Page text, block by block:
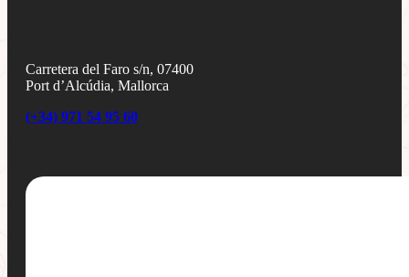
Carretera del Faro s/n, 07400
Port d’Alcúdia, Mallorca
(+34) 971 54 95 60